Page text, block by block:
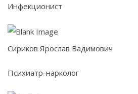
Инфекционист
Сириков Ярослав Вадимович
Психиатр-нарколог